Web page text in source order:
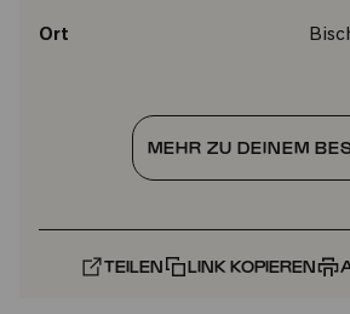
Ort
MEHR ZU DEINEM
TEILEN LINK KOPIEREN